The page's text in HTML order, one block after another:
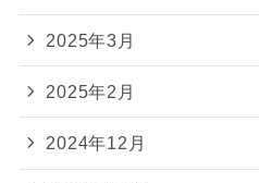
2025年3月
2025年2月
2024年12月